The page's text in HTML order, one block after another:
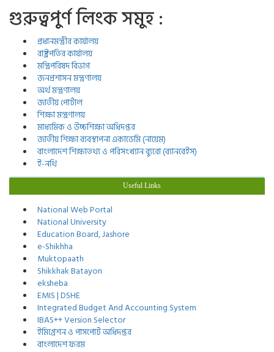
গুরুত্বপুর্ণ লিংক সমুহ :
প্রধানমন্ত্রীর কার্যালয়
রাষ্ট্রপতির কার্যালয়
মন্ত্রিপরিষদ বিভাগ
জনপ্রশাসন মন্ত্রণালয়
অর্থ মন্ত্রণালয়
জাতীয় পোর্টাল
শিক্ষা মন্ত্রণালয়
মাধ্যমিক ও উচ্চশিক্ষা অধিদপ্তর
জাতীয় শিক্ষা ব্যবস্থাপনা একাডেমি (নায়েম)
বাংলাদেশ শিক্ষাতথ্য ও পরিসংখ্যান ব্যুরো (ব্যানবেইস)
ই-নথি
Useful Links
National Web Portal
National University
Education Board, Jashore
e-Shikhha
Muktopaath
Shikkhak Batayon
eksheba
EMIS | DSHE
Integrated Budget And Accounting System
IBAS++ Version Selector
ইমিগ্রেশন ও পাসপোর্ট অধিদপ্তর
বাংলাদেশ ফরম